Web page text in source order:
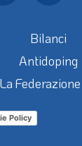
Bilanci
Antidoping
La Federazione
Policy